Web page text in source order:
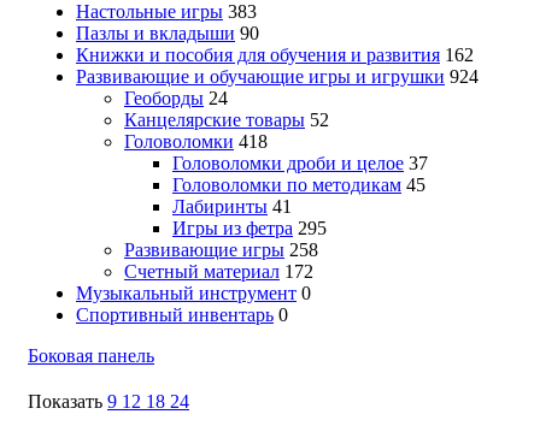
Настольные игры 383
Пазлы и вкладыши 90
Книжки и пособия для обучения и развития 162
Развивающие и обучающие игры и игрушки 924
Геоборды 24
Канцелярские товары 52
Головоломки 418
Головоломки дроби и целое 37
Головоломки по методикам 45
Лабиринты 41
Игры из фетра 295
Развивающие игры 258
Счетный материал 172
Музыкальный инструмент 0
Спортивный инвентарь 0
Боковая панель
Показать 9 12 18 24